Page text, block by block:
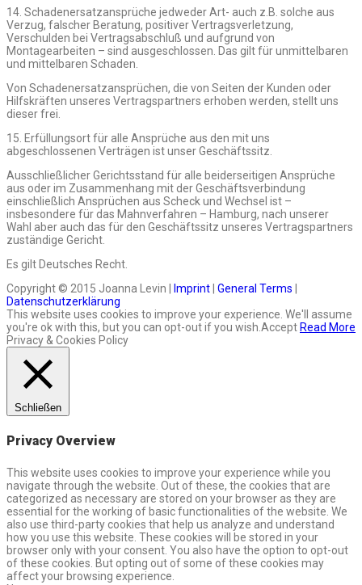
14. Schadenersatzansprüche jedweder Art- auch z.B. solche aus
Verzug, falscher Beratung, positiver Vertragsverletzung,
Verschulden bei Vertragsabschluß und aufgrund von
Montagearbeiten – sind ausgeschlossen. Das gilt für unmittelbaren
und mittelbaren Schaden.
Von Schadenersatzansprüchen, die von Seiten der Kunden oder
Hilfskräften unseres Vertragspartners erhoben werden, stellt uns
dieser frei.
15. Erfüllungsort für alle Ansprüche aus den mit uns
abgeschlossenen Verträgen ist unser Geschäftssitz.
Ausschließlicher Gerichtsstand für alle beiderseitigen Ansprüche
aus oder im Zusammenhang mit der Geschäftsverbindung
einschließlich Ansprüchen aus Scheck und Wechsel ist –
insbesondere für das Mahnverfahren – Hamburg, nach unserer
Wahl aber auch das für den Geschäftssitz unseres Vertragspartners
zuständige Gericht.
Es gilt Deutsches Recht.
Copyright © 2015 Joanna Levin |
Imprint General Terms
Datenschutzerklärung
This website uses cookies to improve your experience. We'll assume
you're ok with this, but you can opt-out if you wish. Accept Read More
Privacy & Cookies Policy
Schließen
Privacy Overview
This website uses cookies to improve your experience while you
navigate through the website. Out of these, the cookies that are
categorized as necessary are stored on your browser as they are
essential for the working of basic functionalities of the website. We
also use third-party cookies that help us analyze and understand
how you use this website. These cookies will be stored in your
browser only with your consent. You also have the option to opt-out
of these cookies. But opting out of some of these cookies may
affect your browsing experience.